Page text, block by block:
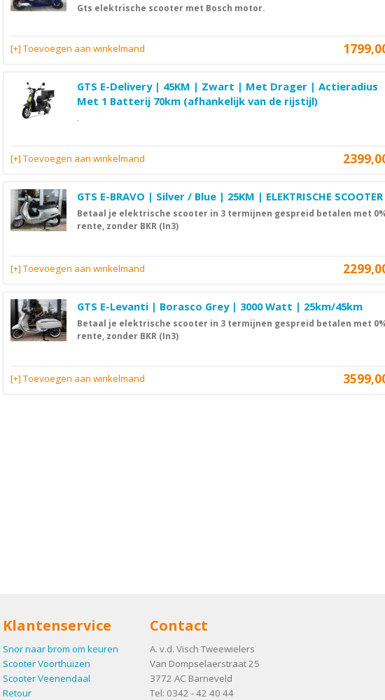
Gts elektrische scooter met Bosch motor.
[+] Toevoegen aan winkelmand
GTS E-Delivery | 45KM | Zwart | Met Drager | Actieradius
Met 1 Batterij 70km (afhankelijk van de rijstijl)
.
[+] Toevoegen aan winkelmand
GTS E-BRAVO | Silver / Blue | 25KM | ELEKTRISCHE SCOOTER
Betaal je elektrische scooter in 3 termijnen gespreid betalen met
rente, zonder BKR (In3)
[+] Toevoegen aan winkelmand
GTS E-Levanti | Borasco Grey | 3000 Watt | 25km/45km
Betaal je elektrische scooter in 3 termijnen gespreid betalen met
rente, zonder BKR (In3)
[+] Toevoegen aan winkelmand
Klantenservice
Snor naar brom om keuren
Scooter Voorthuizen
Scooter Veenendaal
Retour
Contact
A. v.d. Visch Tweewielers
Van Dompselaerstraat 25
3772 AC Barneveld
Tel: 0342 - 42 40 44